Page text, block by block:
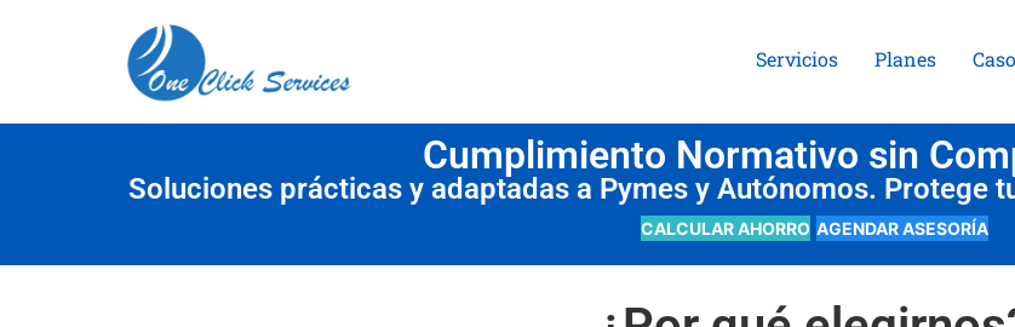
Servicios Planes
Cumplimiento Normativo sin
Soluciones prácticas y adaptadas a Pymes y Autónomos. Protege
CALCULAR AHORRO AGENDAR ASESORÍA